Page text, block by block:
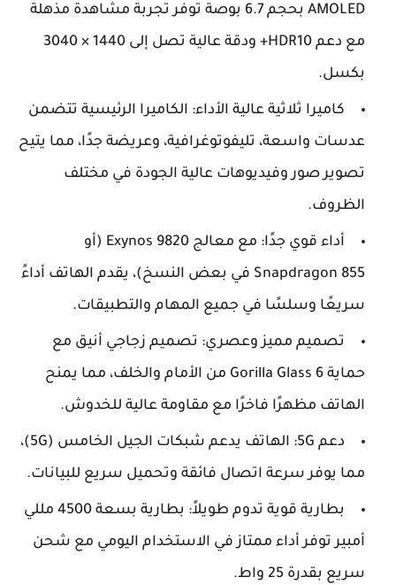
AMOLED بحجم 6.7 بوصة توفر تجربة مشاهدة مذهلة
مع دعم HDR10+ ودقة عالية تصل إلى 1440 × 3040
بكسل.
كاميرا ثلاثية عالية الأداء: الكاميرا الرئيسية تتضمن
عدسات واسعة، تليفوتوغرافية، وعريضة جدًا، مما يتيح
تصوير صور وفيديوهات عالية الجودة في مختلف
الظروف.
أداء قوي جدًا: مع معالج Exynos 9820 (أو
Snapdragon 855 في بعض النسخ)، يقدم الهاتف أداءً
سريعًا وسلسًا في جميع المهام والتطبيقات.
تصميم مميز وعصري: تصميم زجاجي أنيق مع
حماية Gorilla Glass 6 من الأمام والخلف، مما يمنح
الهاتف مظهرًا فاخرًا مع مقاومة عالية للخدوش.
دعم 5G: الهاتف يدعم شبكات الجيل الخامس (5G)،
مما يوفر سرعة اتصال فائقة وتحميل سريع للبيانات.
بطارية قوية تدوم طويلاً: بطارية بسعة 4500 مللي
أمبير توفر أداء ممتاز في الاستخدام اليومي مع شحن
سريع بقدرة 25 واط.